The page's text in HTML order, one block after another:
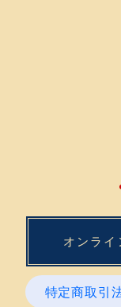
オンライ
特定商取引